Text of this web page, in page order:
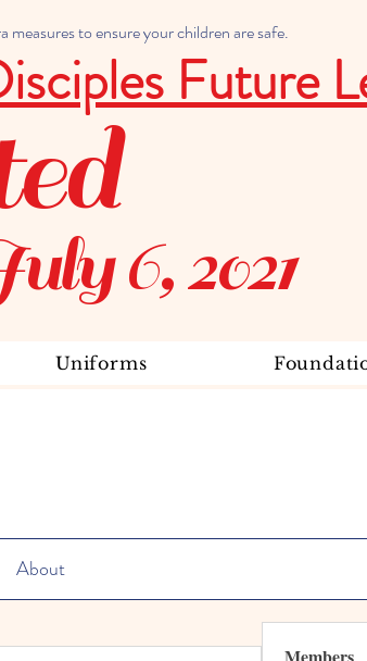
measures to ensure your children are safe.
Future
6, 2021
Uniforms
About